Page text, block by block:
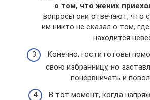
о том, что жених
вопросы они отвечают, что
им никто не сказал о том,
находится
Конечно, гости готовы
свою избранницу, но
понервничать и
В тот момент, когда